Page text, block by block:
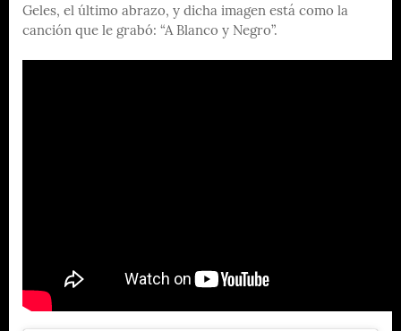
Geles, el último abrazo, y dicha imagen está como la
canción que le grabó: “A Blanco y Negro”.